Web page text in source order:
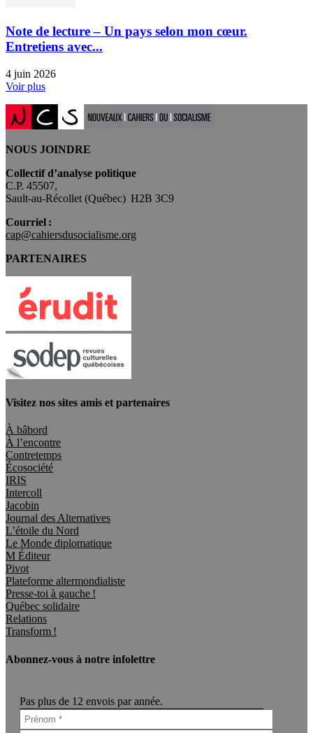
Note de lecture – Un pays selon mon cœur.
Entretiens avec...
4 juin 2026
Voir plus
NOUS JOINDRE
Collectif d’analyse politique
C.P. 45507,
Sault-au-Récollet (Québec) H2B 3C9
Courriel :
cap@cahiersdusocialisme.org
PARTENAIRES
Visitez nos sites amis et partenaires
À bâbord
À l’encontre
Contretemps
Écosociété
IRIS
Intercoll
Jacobin
Journal des Alternatives
L’étoile du Nord
Le Monde diplomatique
M Éditeur
Pivot
Plateforme altermondialiste
Presse-toi à gauche !
Québec solidaire
Relations
Transform !
Abonnez-vous à notre infolettre
Pas plus de 12 envois par année.